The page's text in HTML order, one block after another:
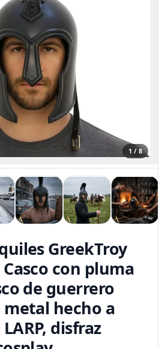
1 / 8
GreekTroy
con pluma
de guerrero
hecho a
disfraz